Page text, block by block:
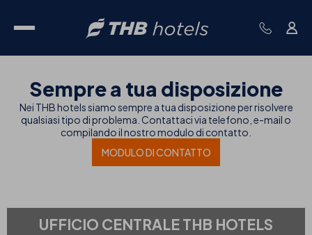
Sempre a tua disposizione
Nei THB hotels siamo sempre a tua disposizione per risolvere
qualsiasi tipo di problema. Contattaci via telefono, e-mail o
compilando il nostro modulo di contatto.
MODULO DI CONTATTO
UFFICIO CENTRALE THB HOTELS